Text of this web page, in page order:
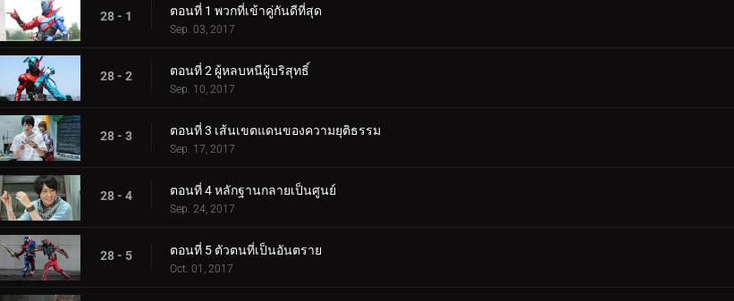
28 - 1 ตอนที่ 1 พวกที่เข้าคู่กันดีที่สุด
Sep. 03, 2017
28 - 2 ตอนที่ 2 ผู้หลบหนีผู้บริสุทธิ์
Sep. 10, 2017
28 - 3 ตอนที่ 3 เส้นเขตแดนของความยุติธรรม
Sep. 17, 2017
28 - 4 ตอนที่ 4 หลักฐานกลายเป็นศูนย์
Sep. 24, 2017
28 - 5 ตอนที่ 5 ตัวตนที่เป็นอันตราย
Oct. 01, 2017